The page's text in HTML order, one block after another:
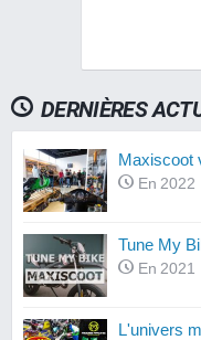
DERNIÈRES
Maxiscoot
En 2022
Tune My
En 2021
L'univers